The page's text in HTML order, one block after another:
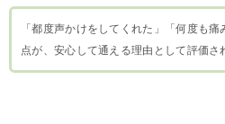
「都度声かけをしてくれた」「何度も
点が、安心して通える理由として評価さ